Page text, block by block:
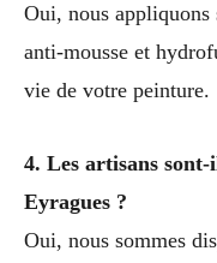
Oui, nous appliquons
anti-mousse et
vie de votre peinture.
4. Les artisans
Eyragues ?
Oui, nous sommes